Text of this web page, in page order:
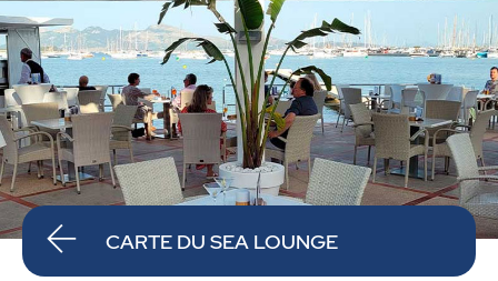
CARTE DU SEA LOUNGE